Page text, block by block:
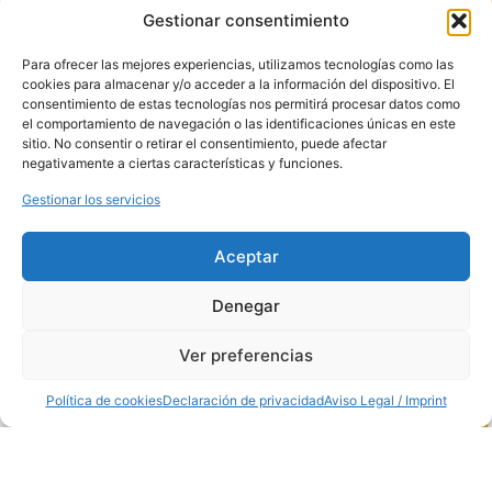
Gestionar consentimiento
Para ofrecer las mejores experiencias, utilizamos tecnologías como las
cookies para almacenar y/o acceder a la información del dispositivo. El
consentimiento de estas tecnologías nos permitirá procesar datos como
el comportamiento de navegación o las identificaciones únicas en este
sitio. No consentir o retirar el consentimiento, puede afectar
negativamente a ciertas características y funciones.
Gestionar los servicios
Aceptar
Denegar
Ver preferencias
Política de cookiesDeclaración de privacidadAviso Legal / Imprint
Teléfono:
91 681
70 12
Horario: de 8:00
a 14:00
PUESTO
MERCAMADRID
Nave de
Puesto 15